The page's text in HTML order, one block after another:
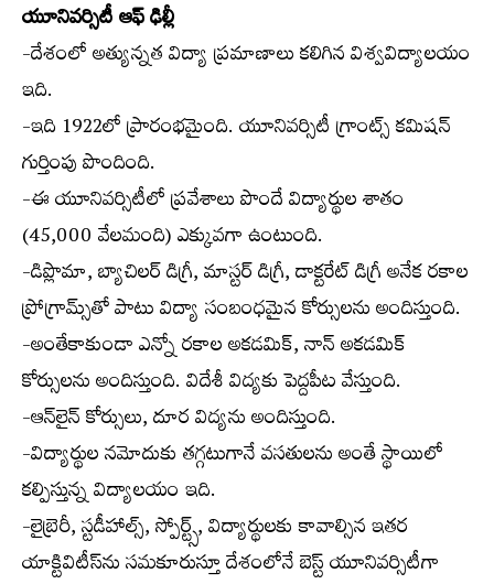
యూనివర్సిటీ ఆఫ్ ఢిల్లీ
-దేశంలో అత్యున్నత విద్యా ప్రమాణాలు కలిగిన విశ్వవిద్యాలయం
ఇది.
-ఇది 1922లో ప్రారంభమైంది. యూనివర్సిటీ గ్రాంట్స్ కమిషన్
గుర్తింపు పొందింది.
-ఈ యూనివర్సిటీలో ప్రవేశాలు పొందే విద్యార్థుల శాతం
(45,000 వేలమంది) ఎక్కువగా ఉంటుంది.
-డిప్లొమా, బ్యాచిలర్ డిగ్రీ, మాస్టర్ డిగ్రీ, డాక్టరేట్ డిగ్రీ అనేక రకాల
ప్రోగ్రామ్స్‌తో పాటు విద్యా సంబంధమైన కోర్సులను అందిస్తుంది.
-అంతేకాకుండా ఎన్నో రకాల అకడమిక్, నాన్ అకడమిక్
కోర్సులను అందిస్తుంది. విదేశీ విద్యకు పెద్దపీట వేస్తుంది.
-ఆన్‌లైన్ కోర్సులు, దూర విద్యను అందిస్తుంది.
-విద్యార్థుల నమోదుకు తగ్గటుగానే వసతులను అంతే స్థాయిలో
కల్పిస్తున్న విద్యాలయం ఇది.
-లైబ్రెరీ, స్టడీహాల్స్, స్పోర్ట్స్, విద్యార్థులకు కావాల్సిన ఇతర
యాక్టివిటీస్‌ను సమకూరుస్తూ దేశంలోనే బెస్ట్ యూనివర్సిటీగా